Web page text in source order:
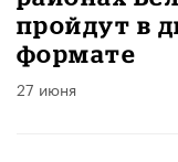
пройдут в
формате
27 июня